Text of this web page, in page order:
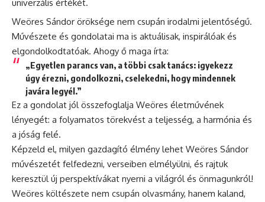
univerzális értékét.
Weöres Sándor öröksége nem csupán irodalmi jelentőségű.
Művészete és gondolatai ma is aktuálisak, inspirálóak és
elgondolkodtatóak. Ahogy ő maga írta:
„Egyetlen parancs van, a többi csak tanács: igyekezz
úgy érezni, gondolkozni, cselekedni, hogy mindennek
javára legyél.”
Ez a gondolat jól összefoglalja Weöres életművének
lényegét: a folyamatos törekvést a teljesség, a harmónia és
a jóság felé.
Képzeld el, milyen gazdagító élmény lehet Weöres Sándor
művészetét felfedezni, verseiben elmélyülni, és rajtuk
keresztül új perspektívákat nyerni a világról és önmagunkról!
Weöres költészete nem csupán olvasmány, hanem kaland,